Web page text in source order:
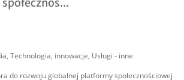
, Technologia, innowacje, Usługi - inne
do rozwoju globalnej platformy społecznościowej